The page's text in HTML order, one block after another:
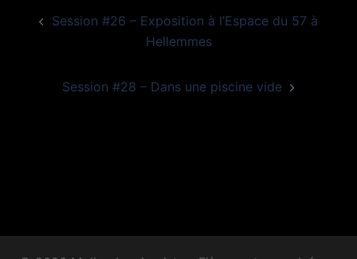
d’articleSession #26 – Exposition à l’Espace du 57 à
Hellemmes
Session #28 – Dans une piscine vide